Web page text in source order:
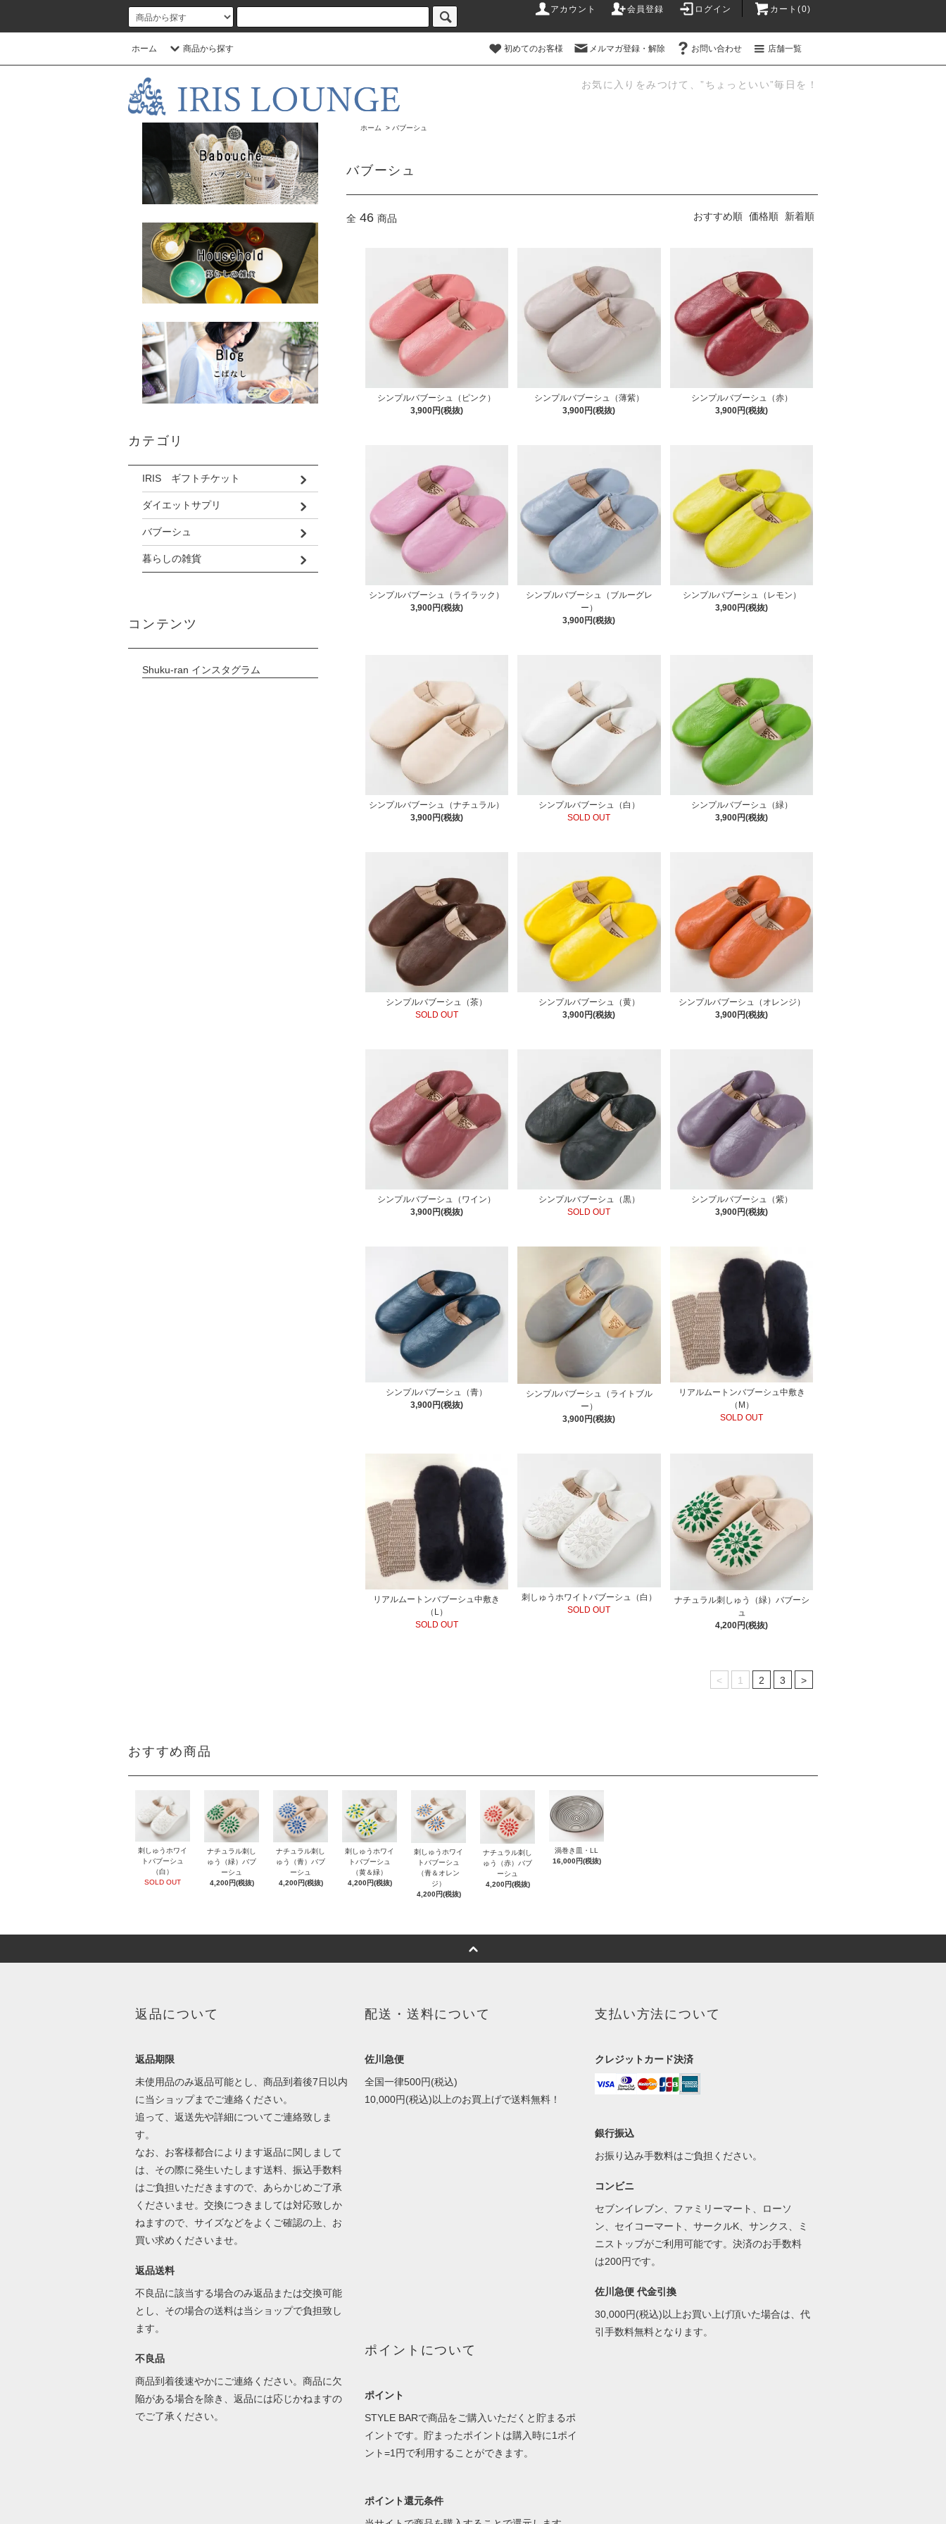
アカウント 会員登録 ログイン カート(0)
ホーム 商品から探す 初めてのお客様 メルマガ登録・解除 お問い合わせ 店舗一覧
お気に入りをみつけて、”ちょっといい”毎日を！
ホーム > バブーシュ
バブーシュ
全 46 商品 おすすめ順 価格順 新着順
シンプルバブーシュ（ピンク）
3,900円(税抜)
シンプルバブーシュ（薄紫）
3,900円(税抜)
シンプルバブーシュ（赤）
3,900円(税抜)
シンプルバブーシュ（ライラック）
3,900円(税抜)
シンプルバブーシュ（ブルーグレ
ー）
3,900円(税抜)
シンプルバブーシュ（レモン）
3,900円(税抜)
シンプルバブーシュ（ナチュラル）
3,900円(税抜)
シンプルバブーシュ（白）
SOLD OUT
シンプルバブーシュ（緑）
3,900円(税抜)
シンプルバブーシュ（茶）
SOLD OUT
シンプルバブーシュ（黄）
3,900円(税抜)
シンプルバブーシュ（オレンジ）
3,900円(税抜)
シンプルバブーシュ（ワイン）
3,900円(税抜)
シンプルバブーシュ（黒）
SOLD OUT
シンプルバブーシュ（紫）
3,900円(税抜)
シンプルバブーシュ（青）
3,900円(税抜)
シンプルバブーシュ（ライトブル
ー）
3,900円(税抜)
リアルムートンバブーシュ中敷き
（M）
SOLD OUT
リアルムートンバブーシュ中敷き
（L）
SOLD OUT
刺しゅうホワイトバブーシュ（白）
SOLD OUT
ナチュラル刺しゅう（緑）バブーシ
ュ
4,200円(税抜)
< 1 2 3 >
カテゴリ
IRIS ギフトチケット
ダイエットサプリ
バブーシュ
暮らしの雑貨
コンテンツ
Shuku-ran インスタグラム
おすすめ商品
刺しゅうホワイ
トバブーシュ
（白）
SOLD OUT
ナチュラル刺し
ゅう（緑）バブ
ーシュ
4,200円(税抜)
ナチュラル刺し
ゅう（青）バブ
ーシュ
4,200円(税抜)
刺しゅうホワイ
トバブーシュ
（黄＆緑）
4,200円(税抜)
刺しゅうホワイ
トバブーシュ
（青＆オレン
ジ）
4,200円(税抜)
ナチュラル刺し
ゅう（赤）バブ
ーシュ
4,200円(税抜)
渦巻き皿・LL
16,000円(税抜)
返品について
返品期限
未使用品のみ返品可能とし、商品到着後7日以内
に当ショップまでご連絡ください。
追って、返送先や詳細についてご連絡致しま
す。
なお、お客様都合によります返品に関しまして
は、その際に発生いたします送料、振込手数料
はご負担いただきますので、あらかじめご了承
くださいませ。交換につきましては対応致しか
ねますので、サイズなどをよくご確認の上、お
買い求めくださいませ。
返品送料
不良品に該当する場合のみ返品または交換可能
とし、その場合の送料は当ショップで負担致し
ます。
不良品
商品到着後速やかにご連絡ください。商品に欠
陥がある場合を除き、返品には応じかねますの
でご了承ください。
配送・送料について
佐川急便
全国一律500円(税込)
10,000円(税込)以上のお買上げで送料無料！
支払い方法について
クレジットカード決済
銀行振込
お振り込み手数料はご負担ください。
コンビニ
セブンイレブン、ファミリーマート、ローソ
ン、セイコーマート、サークルK、サンクス、ミ
ニストップがご利用可能です。決済のお手数料
は200円です。
佐川急便 代金引換
30,000円(税込)以上お買い上げ頂いた場合は、代
引手数料無料となります。
ポイントについて
ポイント
STYLE BARで商品をご購入いただくと貯まるポ
イントです。貯まったポイントは購入時に1ポイ
ント=1円で利用することができます。
ポイント還元条件